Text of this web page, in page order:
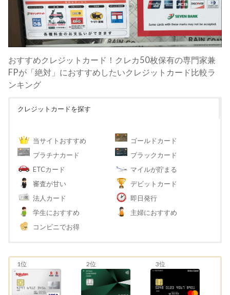
おすすめクレジットカード！クレカ50枚保有の専門家兼
FPが「絶対」におすすめしたいクレジットカード比較ラ
ンキング
クレジットカードを探す
当サイトおすすめ
ゴールドカード
プラチナカード
ブラックカード
ETCカード
マイルが貯まる
審査が甘い
デビットカード
法人カード
即日発行
学生におすすめ
主婦におすすめ
コンビニでお得
1位 2位 3位